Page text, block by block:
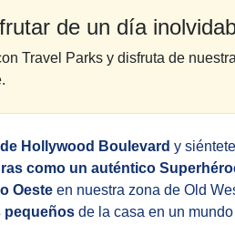
de un día
Travel Parks y disfruta de
Hollywood Boulevard y
como un auténtico
Oeste en nuestra zona de Old
pequeños de la casa en un